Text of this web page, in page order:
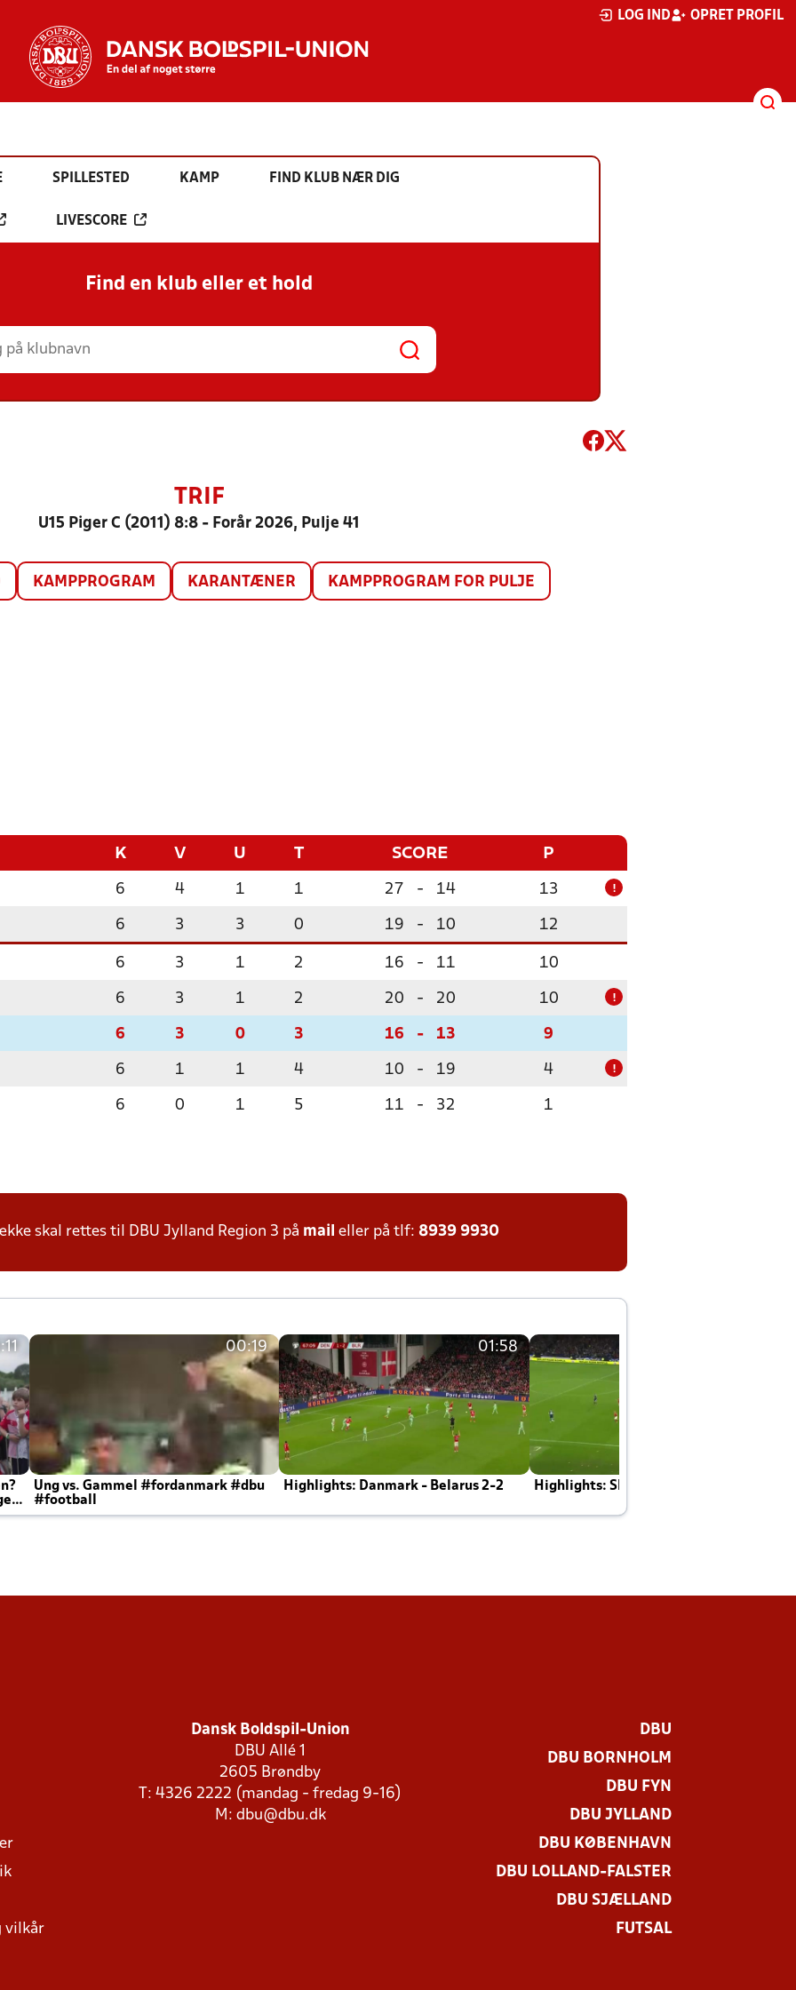
LOG IND OPRET PROFIL
SPILLESTED KAMP FIND KLUB NÆR DIG
LIVESCORE
Find en klub eller et hold
TRIF
U15 Piger C (2011) 8:8 - Forår 2026, Pulje 41
KAMPPROGRAM KARANTÆNER KAMPPROGRAM FOR PULJE
K V U T SCORE P
6 4 1 1 27 - 14 13 !
6 3 3 0 19 - 10 12
6 3 1 2 16 - 11 10
6 3 1 2 20 - 20 10 !
6 3 0 3 16 - 13 9
6 1 1 4 10 - 19 4 !
6 0 1 5 11 - 32 1
skal rettes til DBU Jylland Region 3 på mail eller på tlf: 8939 9930
00:19
Ung vs. Gammel #fordanmark #dbu
#football
01:58
Highlights: Danmark - Belarus 2-2 Highlights: Skotland - Danmark 4-2
vilkår
Dansk Boldspil-Union
DBU Allé 1
2605 Brøndby
T: 4326 2222 (mandag - fredag 9-16)
M: dbu@dbu.dk
DBU
DBU BORNHOLM
DBU FYN
DBU JYLLAND
DBU KØBENHAVN
DBU LOLLAND-FALSTER
DBU SJÆLLAND
FUTSAL